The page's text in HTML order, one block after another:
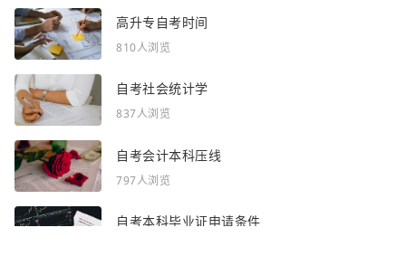
高升专自考时间
810人浏览
自考社会统计学
837人浏览
自考会计本科压线
797人浏览
自考本科毕业证申请条件